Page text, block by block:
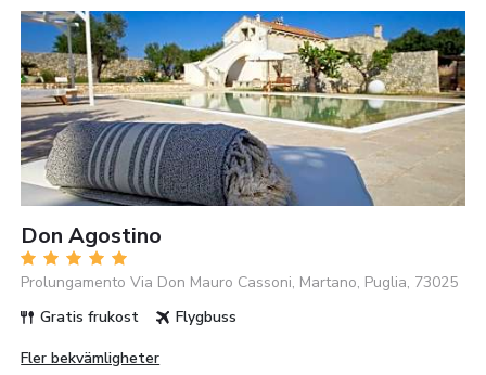
Don Agostino
Prolungamento Via Don Mauro Cassoni, Martano, Puglia, 73025
Gratis frukost
Flygbuss
Fler bekvämligheter